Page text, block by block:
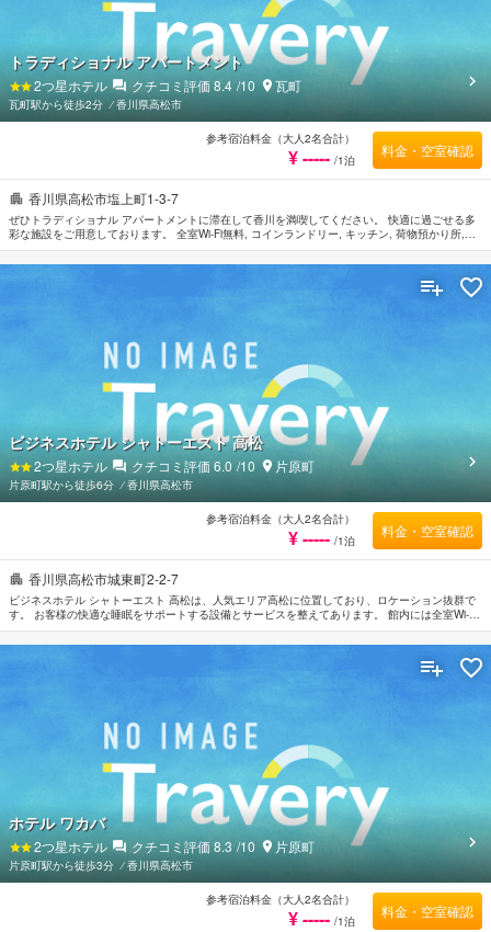
香川県高松市塩上町1-3-7
ぜひトラディショナル アパートメントに滞在して香川を満喫してください。 快適に過ごせる多
彩な施設をご用意しております。 全室Wi-Fi無料, コインランドリー, キッチン, 荷物預かり所,
Wi-Fi（共有エリア内）などの設備・サービスもぜひご利用ください。 お部屋はゆったりと安ら
げる空間を演出し、無料ワイヤレス インターネット, 禁煙ルーム, エアコン, 暖房, 扇風機などの
多彩なアメニティをご用意しております。 当施設ではさまざまなレクリエーションをご体験い
ただけます。 行き届いたサービスとプロフェッショナルな姿勢でトラディショナル アパートメ
トラディショナル アパートメント
2つ星ホテル クチコミ評価8.4 /10 瓦町
瓦町駅から徒歩2分 ⁄香川県高松市
参考宿泊料金（大人2名合計）
¥ ----- /1泊
料金・空室確認
香川県高松市城東町2-2-7
ビジネスホテル シャトーエスト 高松は、人気エリア高松に位置しており、ロケーション抜群で
す。 お客様の快適な睡眠をサポートする設備とサービスを整えてあります。 館内には全室Wi-Fi
無料, 24時間セキュリティ, 清掃（毎日）, 24時間対応フロントデスク, 荷物預かり所などの設
備・サービスをご用意しています。 快適な睡眠をサポートするために各種アメニティを整えて
おります。薄型TV, カーペット, 洋服掛け, 鏡, スリッパなどを備えたお部屋でぐっすりとおやす
みいただけます。 当施設ではさまざまなレクリエーションをご体験いただけます。 便利な立地
ビジネスホテル シャトーエスト 高松
2つ星ホテル クチコミ評価6.0 /10 片原町
片原町駅から徒歩6分 ⁄香川県高松市
参考宿泊料金（大人2名合計）
¥ ----- /1泊
料金・空室確認
ホテル ワカバ
2つ星ホテル クチコミ評価8.3 /10 片原町
片原町駅から徒歩3分 ⁄香川県高松市
参考宿泊料金（大人2名合計）
¥ ----- /1泊
料金・空室確認